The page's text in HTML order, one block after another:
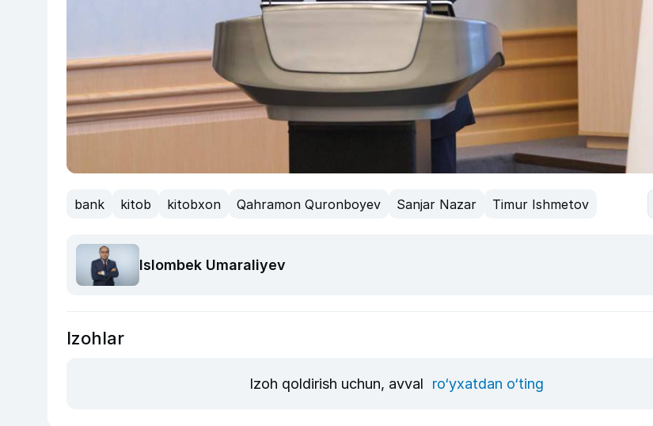
bank kitob kitobxon Qahramon Quronboyev Sanjar Nazar Timur Ishmetov
Islombek Umaraliyev
Izohlar
Izoh qoldirish uchun, avval ro‘yxatdan o‘ting